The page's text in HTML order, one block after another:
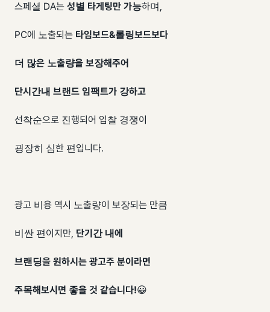
스페셜 DA는 성별 타게팅만 가능하며,
PC에 노출되는 타임보드&롤링보드보다
더 많은 노출량을 보장해주어
단시간내 브랜드 임팩트가 강하고
선착순으로 진행되어 입찰 경쟁이
굉장히 심한 편입니다.
광고 비용 역시 노출량이 보장되는 만큼
비싼 편이지만, 단기간 내에
브랜딩을 원하시는 광고주 분이라면
주목해보시면 좋을 것 같습니다!😀